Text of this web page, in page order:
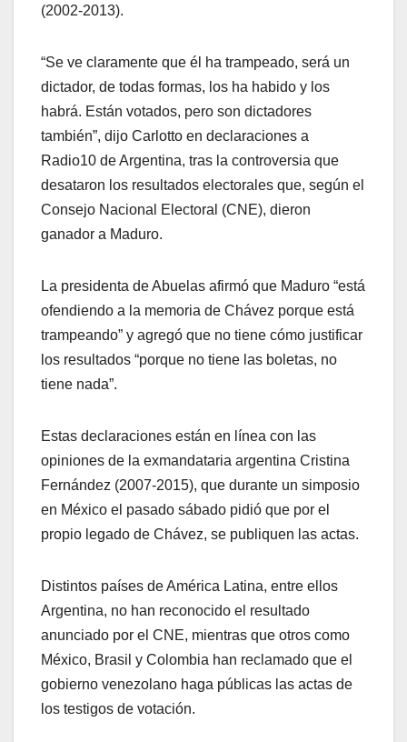
(2002-2013).
“Se ve claramente que él ha trampeado, será un
dictador, de todas formas, los ha habido y los
habrá. Están votados, pero son dictadores
también”, dijo Carlotto en declaraciones a
Radio10 de Argentina, tras la controversia que
desataron los resultados electorales que, según el
Consejo Nacional Electoral (CNE), dieron
ganador a Maduro.
La presidenta de Abuelas afirmó que Maduro “está
ofendiendo a la memoria de Chávez porque está
trampeando” y agregó que no tiene cómo justificar
los resultados “porque no tiene las boletas, no
tiene nada”.
Estas declaraciones están en línea con las
opiniones de la exmandataria argentina Cristina
Fernández (2007-2015), que durante un simposio
en México el pasado sábado pidió que por el
propio legado de Chávez, se publiquen las actas.
Distintos países de América Latina, entre ellos
Argentina, no han reconocido el resultado
anunciado por el CNE, mientras que otros como
México, Brasil y Colombia han reclamado que el
gobierno venezolano haga públicas las actas de
los testigos de votación.